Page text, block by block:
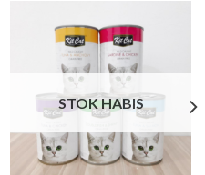
STOK HABIS